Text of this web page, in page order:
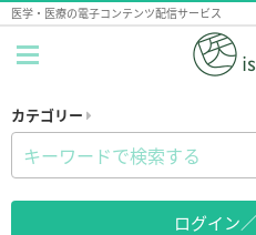
医学・医療の電子コンテンツ配信サービス
カテゴリー
ログイン